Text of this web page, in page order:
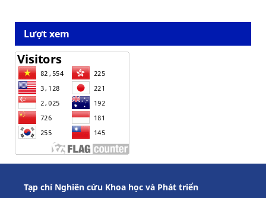
Lượt xem
Tạp chí Nghiên cứu Khoa học và Phát triển